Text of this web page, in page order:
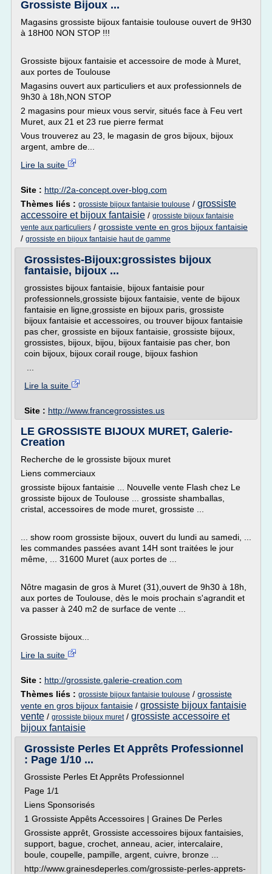
Grossiste Bijoux ...
Magasins grossiste bijoux fantaisie toulouse ouvert de 9H30
à 18H00 NON STOP !!!
Grossiste bijoux fantaisie et accessoire de mode à Muret,
aux portes de Toulouse
Magasins ouvert aux particuliers et aux professionnels de
9h30 à 18h,NON STOP
2 magasins pour mieux vous servir, situés face à Feu vert
Muret, aux 21 et 23 rue pierre fermat
Vous trouverez au 23, le magasin de gros bijoux, bijoux
argent, ambre de...
Lire la suite
Site : http://2a-concept.over-blog.com
Thèmes liés : grossiste bijoux fantaisie toulouse / grossiste
accessoire et bijoux fantaisie / grossiste bijoux fantaisie
vente aux particuliers / grossiste vente en gros bijoux fantaisie
/ grossiste en bijoux fantaisie haut de gamme
Grossistes-Bijoux:grossistes bijoux
fantaisie, bijoux ...
grossistes bijoux fantaisie, bijoux fantaisie pour
professionnels,grossiste bijoux fantaisie, vente de bijoux
fantaisie en ligne,grossiste en bijoux paris, grossiste
bijoux fantaisie et accessoires, ou trouver bijoux fantaisie
pas cher, grossiste en bijoux fantaisie, grossiste bijoux,
grossistes, bijoux, bijou, bijoux fantaisie pas cher, bon
coin bijoux, bijoux corail rouge, bijoux fashion
Lire la suite
Site : http://www.francegrossistes.us
LE GROSSISTE BIJOUX MURET, Galerie-
Creation
Recherche de le grossiste bijoux muret
Liens commerciaux
grossiste bijoux fantaisie ... Nouvelle vente Flash chez Le
grossiste bijoux de Toulouse ... grossiste shamballas,
cristal, accessoires de mode muret, grossiste ...
... show room grossiste bijoux, ouvert du lundi au samedi, ...
les commandes passées avant 14H sont traitées le jour
même, ... 31600 Muret (aux portes de ...
Nôtre magasin de gros à Muret (31),ouvert de 9h30 à 18h,
aux portes de Toulouse, dès le mois prochain s'agrandit et
va passer à 240 m2 de surface de vente ...
Grossiste bijoux...
Lire la suite
Site : http://grossiste.galerie-creation.com
Thèmes liés : grossiste bijoux fantaisie toulouse / grossiste
vente en gros bijoux fantaisie / grossiste bijoux fantaisie
vente / grossiste bijoux muret/ grossiste accessoire et
bijoux fantaisie
Grossiste Perles Et Apprêts Professionnel
: Page 1/10 ...
Grossiste Perles Et Apprêts Professionnel
Page 1/1
Liens Sponsorisés
1 Grossiste Appêts Accessoires | Graines De Perles
Grossiste apprêt, Grossiste accessoires bijoux fantaisies,
support, bague, crochet, anneau, acier, intercalaire,
boule, coupelle, pampille, argent, cuivre, bronze ...
http://www.grainesdeperles.com/grossiste-perles-apprets-